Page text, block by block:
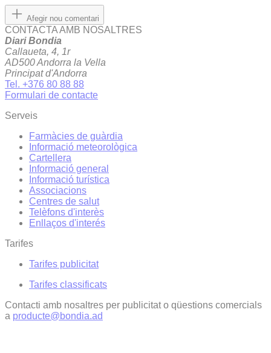
Afegir nou comentari
CONTACTA AMB NOSALTRES
Diari Bondia
Callaueta, 4, 1r
AD500 Andorra la Vella
Principat d'Andorra
Tel. +376 80 88 88
Formulari de contacte
Serveis
Farmàcies de guàrdia
Informació meteorològica
Cartellera
Informació general
Informació turística
Associacions
Centres de salut
Telèfons d'interès
Enllaços d'interés
Tarifes
Tarifes publicitat
Tarifes classificats
Contacti amb nosaltres per publicitat o qüestions comercials
a producte@bondia.ad